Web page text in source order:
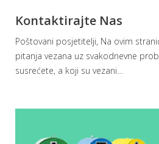
Kontaktirajte Nas
Poštovani posjetitelji, Na ovim
pitanja vezana uz svakodnevne
susrećete, a koji su vezani…